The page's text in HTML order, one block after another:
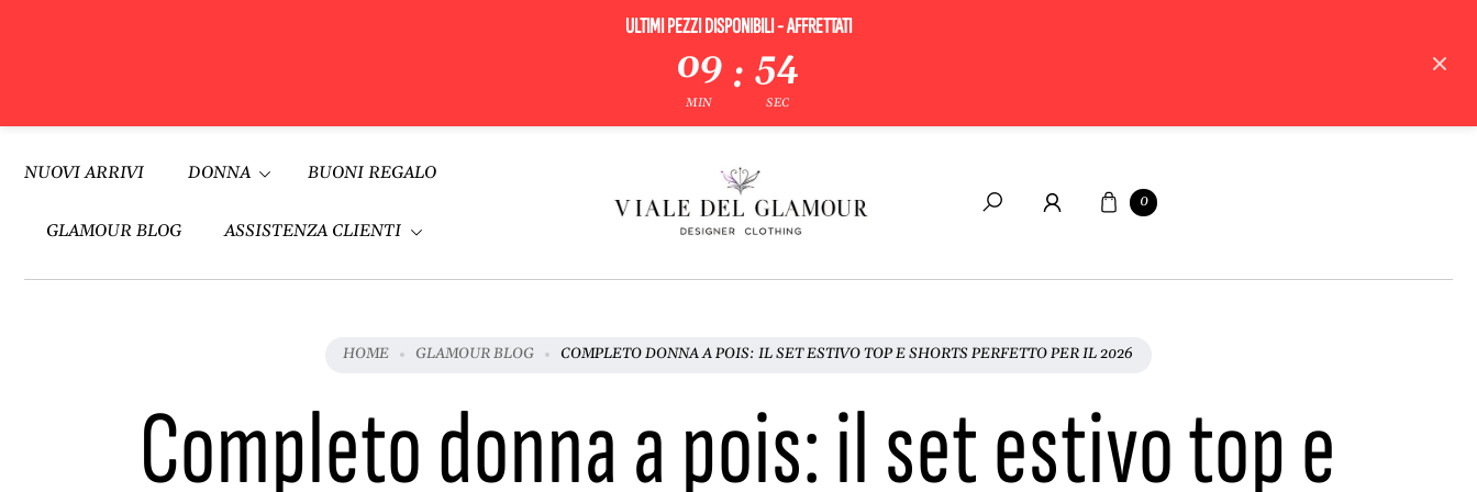
contenuto
ULTIMI PEZZI DISPONIBILI - AFFRETTATI
09
MIN
: 52
SEC
NUOVI ARRIVI DONNA BUONI REGALO
GLAMOUR BLOG ASSISTENZA CLIENTI
Cerca
Carrello
0
HOME GLAMOUR BLOG COMPLETO DONNA A POIS: IL SET ESTIVO TOP E SHORTS PERFETTO PER IL 2026
Completo donna a pois: il set estivo top e